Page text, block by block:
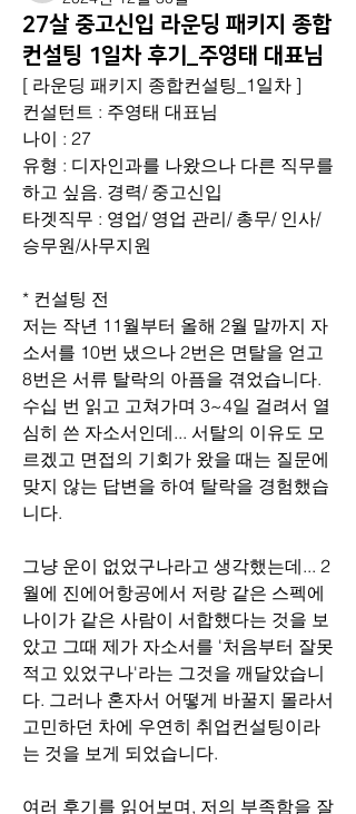
27살 중고신입 라운딩 패키지 종합
컨설팅 1일차 후기_주영태 대표님
[ 라운딩 패키지 종합컨설팅_1일차 ]
컨설턴트 : 주영태 대표님
나이 : 27
유형 : 디자인과를 나왔으나 다른 직무를
하고 싶음. 경력/ 중고신입
타겟직무 : 영업/ 영업 관리/ 총무/ 인사/
승무원/사무지원
* 컨설팅 전
저는 작년 11월부터 올해 2월 말까지 자
소서를 10번 냈으나 2번은 면탈을 얻고
8번은 서류 탈락의 아픔을 겪었습니다.
수십 번 읽고 고쳐가며 3~4일 걸려서 열
심히 쓴 자소서인데... 서탈의 이유도 모
르겠고 면접의 기회가 왔을 때는 질문에
맞지 않는 답변을 하여 탈락을 경험했습
니다.
그냥 운이 없었구나라고 생각했는데... 2
월에 진에어항공에서 저랑 같은 스펙에
나이가 같은 사람이 서합했다는 것을 보
았고 그때 제가 자소서를 '처음부터 잘못
적고 있었구나'라는 그것을 깨달았습니
다. 그러나 혼자서 어떻게 바꿀지 몰라서
고민하던 차에 우연히 취업컨설팅이라
는 것을 보게 되었습니다.
여러 후기를 읽어보며, 저의 부족함을 잘